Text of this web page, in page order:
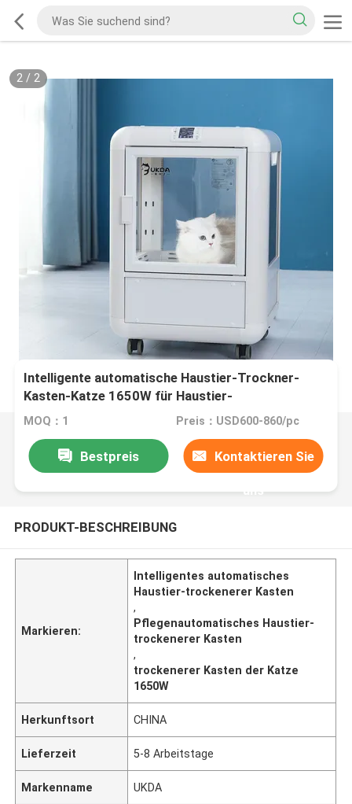
2/ 2
Intelligente automatische Haustier-Trockner-
Kasten-Katze 1650W für Haustier-
Pflegenreinigung
MOQ：1 Preis：USD600-860/pc
Bestpreis Kontaktieren Sie
uns
PRODUKT-BESCHREIBUNG
Markieren:
Intelligentes automatisches
Haustier-trockenerer Kasten
,
Pflegenautomatisches Haustier-
trockenerer Kasten
,
trockenerer Kasten der Katze
1650W
Herkunftsort CHINA
Lieferzeit 5-8 Arbeitstage
Markenname UKDA